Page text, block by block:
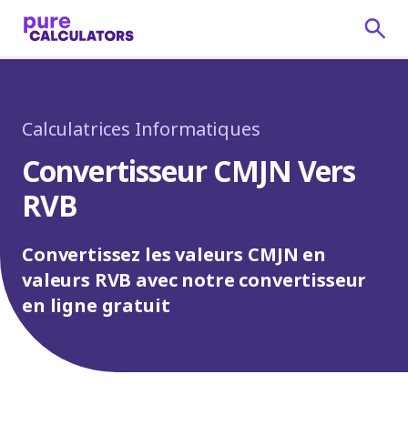
Calculatrices Informatiques
Convertisseur CMJN Vers
RVB
Convertissez les valeurs CMJN en
valeurs RVB avec notre convertisseur
en ligne gratuit